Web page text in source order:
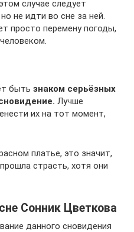
случае следует
не идти во сне за ней.
просто перемену погоды,
быть знаком серьёзных
Лучше
их на тот момент,
платье, это значит,
страсть, хотя они
Сонник Цветкова
данного сновидения